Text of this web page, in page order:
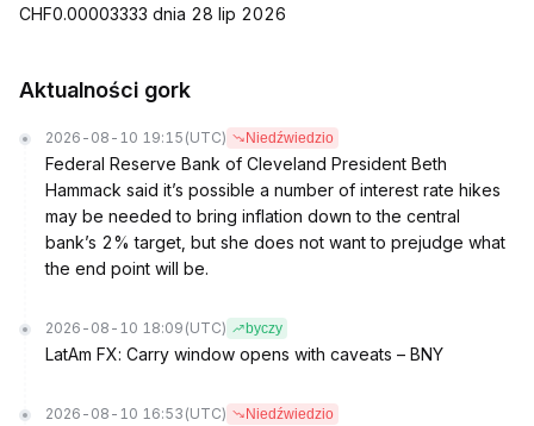
CHF0.00003333 dnia 28 lip 2026
Aktualności gork
2026-08-10 19:15 (UTC) Niedźwiedzio
Federal Reserve Bank of Cleveland President Beth
Hammack said it’s possible a number of interest rate hikes
may be needed to bring inflation down to the central
bank’s 2% target, but she does not want to prejudge what
the end point will be.
2026-08-10 18:09 (UTC) byczy
LatAm FX: Carry window opens with caveats – BNY
2026-08-10 16:53 (UTC) Niedźwiedzio